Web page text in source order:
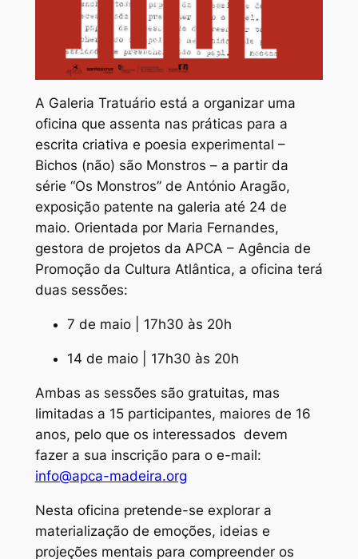
A Galeria Tratuário está a organizar uma
oficina que assenta nas práticas para a
escrita criativa e poesia experimental –
Bichos (não) são Monstros – a partir da
série “Os Monstros” de António Aragão,
exposição patente na galeria até 24 de
maio. Orientada por Maria Fernandes,
gestora de projetos da APCA – Agência de
Promoção da Cultura Atlântica, a oficina terá
duas sessões:
7 de maio | 17h30 às 20h
14 de maio | 17h30 às 20h
Ambas as sessões são gratuitas, mas
limitadas a 15 participantes, maiores de 16
anos, pelo que os interessados devem
fazer a sua inscrição para o e-mail:
info@apca-madeira.org
Nesta oficina pretende-se explorar a
materialização de emoções, ideias e
projeções mentais para compreender os